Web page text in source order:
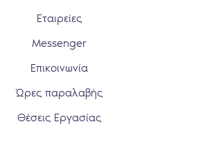
Εταιρείες
Messenger
Επικοινωνία
Ώρες παραλαβής
Θέσεις Εργασίας